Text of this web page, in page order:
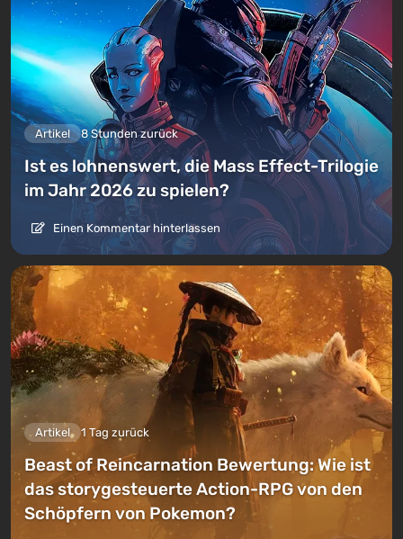
Artikel 8 Stunden zurück
Ist es lohnenswert, die Mass Effect-Trilogie
im Jahr 2026 zu spielen?
Einen Kommentar hinterlassen
Artikel 1 Tag zurück
Beast of Reincarnation Bewertung: Wie ist
das storygesteuerte Action-RPG von den
Schöpfern von Pokemon?